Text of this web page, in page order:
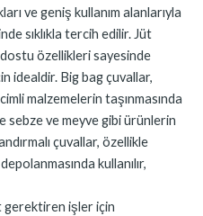
ve geniş kullanım alanlarıyla
sıklıkla tercih edilir. Jüt
dostu özellikleri sayesinde
idealdir. Big bag çuvallar,
malzemelerin taşınmasında
sebze ve meyve gibi ürünlerin
çuvallar, özellikle
kullanılır,
gerektiren işler için